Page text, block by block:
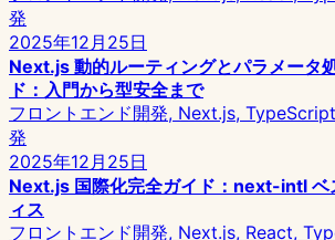
発
2025年12月25日
Next.js 動的ルーティングとパラメータ
ド：入門から型安全まで
フロントエンド開発, Next.js,
発
2025年12月25日
Next.js 国際化完全ガイド：next-intl ベ
ィス
フロントエンド開発, Next.js, React,